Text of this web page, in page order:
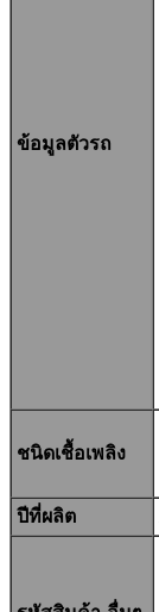
ข้อมูลตัวรถ
ชนิดเชื้อเพลิง
ปีที่ผลิต